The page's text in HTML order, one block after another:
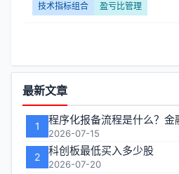
技术指标组合
盈亏比管理
功
能
区
最新文章
1
2026-07-15
2 科创板最低买入多少股
2026-07-20